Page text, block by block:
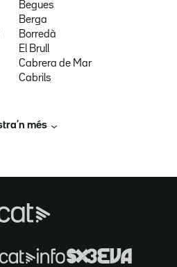
Begues
Berga
Borredà
El Brull
Cabrera de Mar
Cabrils
més